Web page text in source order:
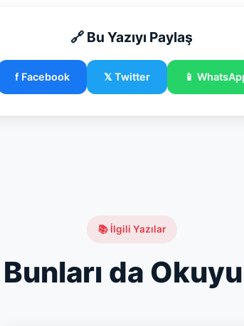
🔗 Bu Yazıyı Paylaş
f Facebook 𝕏 Twitter 📱
📚 İlgili Yazılar
Bunları da